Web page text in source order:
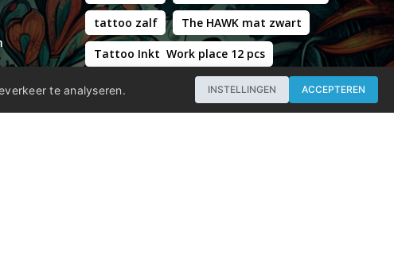
tattoo zalf The HAWK mat zwart
Tattoo Inkt Work place 12 pcs
Hustle Butter Deluxe Zakjes
Professional - Workstation Pro - Matt Black
te analyseren. INSTELLINGEN ACCEPTEREN